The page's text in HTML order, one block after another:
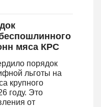
мяса КРС
порядок
льготы на
крупного
году. Это
от